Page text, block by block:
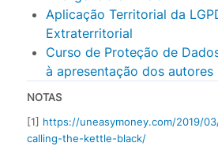
Aplicação Territorial da
Extraterritorial
Curso de Proteção de
à apresentação dos autores
NOTAS
[1] https://uneasymoney.com/2019/
calling-the-kettle-black/